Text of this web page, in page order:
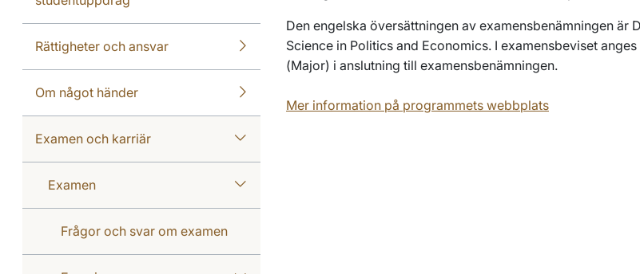
Rättigheter och ansvar
Om något händer
Examen och karriär
Examen
Frågor och svar om examen
Den engelska översättningen av examensbenämningen är
Science in Politics and Economics. I examensbeviset
(Major) i anslutning till examensbenämningen.
Mer information på programmets webbplats